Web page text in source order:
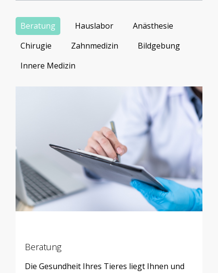
Beratung Hauslabor
Anästhesie
Chirugie
Zahnmedizin
Bildgebung
Innere Medizin
Beratung
Die Gesundheit Ihres Tieres liegt Ihnen und